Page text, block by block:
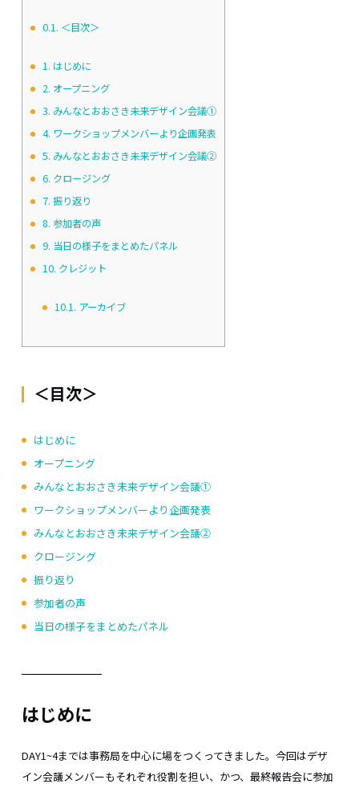
0.1. ＜目次＞
1. はじめに
2. オープニング
3. みんなとおおさき未来デザイン会議①
4. ワークショップメンバーより企画発表
5. みんなとおおさき未来デザイン会議②
6. クロージング
7. 振り返り
8. 参加者の声
9. 当日の様子をまとめたパネル
10. クレジット
10.1. アーカイブ
＜目次＞
はじめに
オープニング
みんなとおおさき未来デザイン会議①
ワークショップメンバーより企画発表
みんなとおおさき未来デザイン会議②
クロージング
振り返り
参加者の声
当日の様子をまとめたパネル
はじめに
DAY1~4までは事務局を中心に場をつくってきました。今回はデザ
イン会議メンバーもそれぞれ役割を担い、かつ、最終報告会に参加